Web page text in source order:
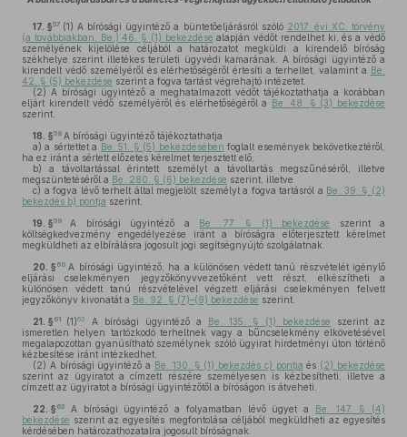
17. §57 (1) A bírósági ügyintéző a büntetőeljárásról szóló 2017. évi XC. törvény
(a továbbiakban: Be.) 46. § (1) bekezdése alapján védőt rendelhet ki, és a védő
személyének kijelölése céljából a határozatot megküldi a kirendelő bíróság
székhelye szerint illetékes területi ügyvédi kamarának. A bírósági ügyintéző a
kirendelt védő személyéről és elérhetőségéről értesíti a terheltet, valamint a Be.
42. § (5) bekezdése szerint a fogva tartást végrehajtó intézetet.
(2) A bírósági ügyintéző a meghatalmazott védőt tájékoztathatja a korábban
eljárt kirendelt védő személyéről és elérhetőségéről a Be. 48. § (3) bekezdése
szerint.
18. §58 A bírósági ügyintéző tájékoztathatja
a) a sértettet a Be. 51. § (5) bekezdésében foglalt események bekövetkeztéről,
ha ez iránt a sértett előzetes kérelmet terjesztett elő,
b) a távoltartással érintett személyt a távoltartás megszűnéséről, illetve
megszüntetéséről a Be. 280. § (6) bekezdése szerint, illetve
c) a fogva lévő terhelt által megjelölt személyt a fogva tartásról a Be. 39. § (2)
bekezdés b) pontja szerint.
19. §59 A bírósági ügyintéző a Be. 77. § (1) bekezdése szerint a
költségkedvezmény engedélyezése iránt a bíróságra előterjesztett kérelmet
megküldheti az elbírálásra jogosult jogi segítségnyújtó szolgálatnak.
20. § 60 A bírósági ügyintéző, ha a különösen védett tanú részvételét igénylő
eljárási cselekményen jegyzőkönyvvezetőként vett részt, elkészítheti a
különösen védett tanú részvételével végzett eljárási cselekményen felvett
jegyzőkönyv kivonatát a Be. 92. § (7)–(9) bekezdése szerint.
21. § 61 (1)62 A bírósági ügyintéző a Be. 135. § (1) bekezdése szerint az
ismeretlen helyen tartózkodó terheltnek vagy a bűncselekmény elkövetésével
megalapozottan gyanúsítható személynek szóló ügyirat hirdetményi úton történő
kézbesítése iránt intézkedhet.
(2) A bírósági ügyintéző a Be. 130. § (1) bekezdés c) pontja és (2) bekezdése
szerint az ügyiratot a címzett részére személyesen is kézbesítheti, illetve a
címzett az ügyiratot a bírósági ügyintézőtől a bíróságon is átveheti.
22. § 63 A bírósági ügyintéző a folyamatban lévő ügyet a
Be. 147. § (4)
bekezdése szerint az egyesítés megfontolása céljából megküldheti az egyesítés
kérdésében határozathozatalra jogosult bíróságnak.